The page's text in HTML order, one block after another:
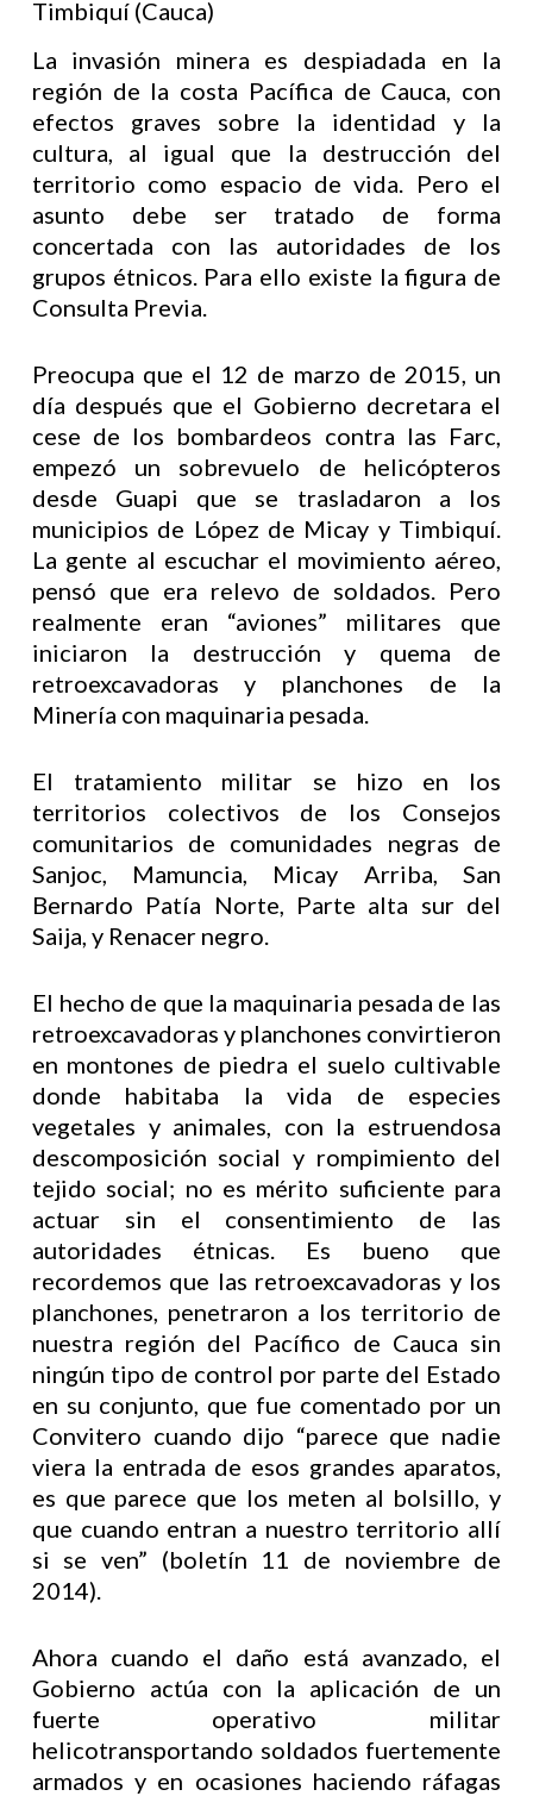
La invasión minera es despiadada en la
región de la costa Pacífica de Cauca, con
efectos graves sobre la identidad y la
cultura, al igual que la destrucción del
territorio como espacio de vida. Pero el
asunto debe ser tratado de forma
concertada con las autoridades de los
grupos étnicos. Para ello existe la figura de
Consulta Previa.
Preocupa que el 12 de marzo de 2015, un
día después que el Gobierno decretara el
cese de los bombardeos contra las Farc,
empezó un sobrevuelo de helicópteros
desde Guapi que se trasladaron a los
municipios de López de Micay y Timbiquí.
La gente al escuchar el movimiento aéreo,
pensó que era relevo de soldados. Pero
realmente eran “aviones” militares que
iniciaron la destrucción y quema de
retroexcavadoras y planchones de la
Minería con maquinaria pesada.
El tratamiento militar se hizo en los
territorios colectivos de los Consejos
comunitarios de comunidades negras de
Sanjoc, Mamuncia, Micay Arriba, San
Bernardo Patía Norte, Parte alta sur del
Saija, y Renacer negro.
El hecho de que la maquinaria pesada de las
retroexcavadoras y planchones convirtieron
en montones de piedra el suelo cultivable
donde habitaba la vida de especies
vegetales y animales, con la estruendosa
descomposición social y rompimiento del
tejido social; no es mérito suficiente para
actuar sin el consentimiento de las
autoridades étnicas. Es bueno que
recordemos que las retroexcavadoras y los
planchones, penetraron a los territorio de
nuestra región del Pacífico de Cauca sin
ningún tipo de control por parte del Estado
en su conjunto, que fue comentado por un
Convitero cuando dijo “parece que nadie
viera la entrada de esos grandes aparatos,
es que parece que los meten al bolsillo, y
que cuando entran a nuestro territorio allí
si se ven” (boletín 11 de noviembre de
2014).
Ahora cuando el daño está avanzado, el
Gobierno actúa con la aplicación de un
fuerte operativo militar
helicotransportando soldados fuertemente
armados y en ocasiones haciendo ráfagas